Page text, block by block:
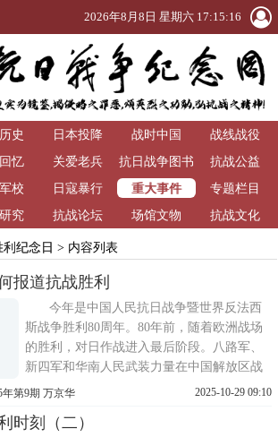
2026年8月8日 星期六 17:15:17
史 日本投降 战时中国
战线战役
忆 关爱老兵
抗日战争图书
馆
抗战公益
校 日寇暴行 重大事件
专题栏目
究 抗战论坛 场馆文物 抗战文化
利纪念日 > 内容列表
报道抗战胜利
今年是中国人民抗日战争暨世界反法西
斯战争胜利80周年。80年前，随着欧洲战场
的胜利，对日作战进入最后阶段。八路军、
新四军和华南人民武装力量在中国解放区战
场对日伪军发起了大规模攻势，准备夺取最
关报《解放日报》并肩战斗在一起的新华社
第9期 万京华 2025-10-29 09:10
时刻（二）